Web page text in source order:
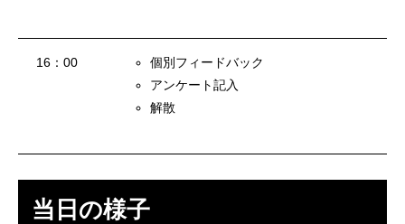
16：00
個別フィードバック
アンケート記入
解散
当日の様子